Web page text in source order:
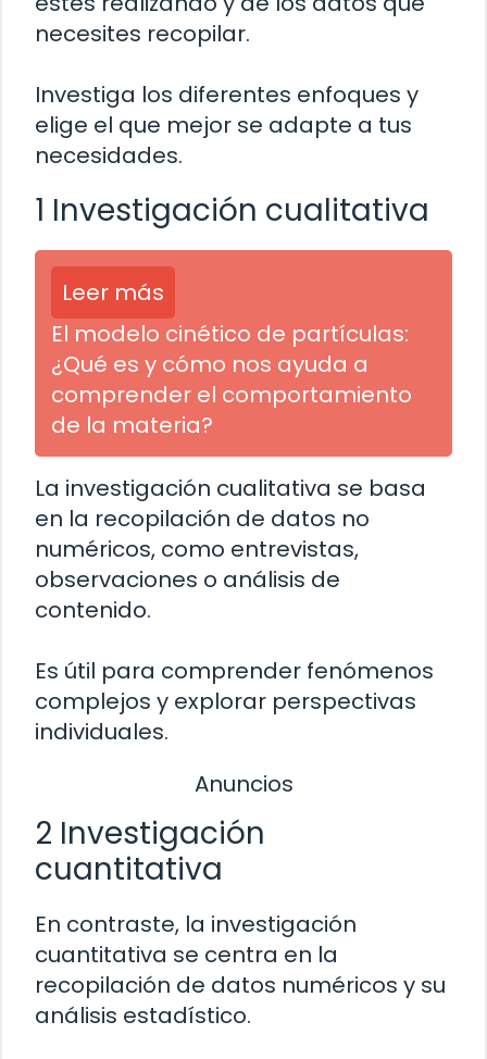
necesites recopilar.
Investiga los diferentes enfoques y
elige el que mejor se adapte a tus
necesidades.
1 Investigación cualitativa
Leer más
El modelo cinético de partículas:
¿Qué es y cómo nos ayuda a
comprender el comportamiento
de la materia?
La investigación cualitativa se basa
en la recopilación de datos no
numéricos, como entrevistas,
observaciones o análisis de
contenido.
Es útil para comprender fenómenos
complejos y explorar perspectivas
individuales.
Anuncios
2 Investigación
cuantitativa
En contraste, la investigación
cuantitativa se centra en la
recopilación de datos numéricos y su
análisis estadístico.